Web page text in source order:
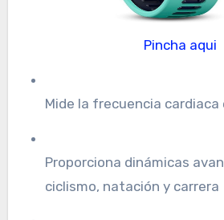
Pincha aqui
Mide la frecuencia cardiaca
Proporciona dinámicas
ciclismo, natación y carrera